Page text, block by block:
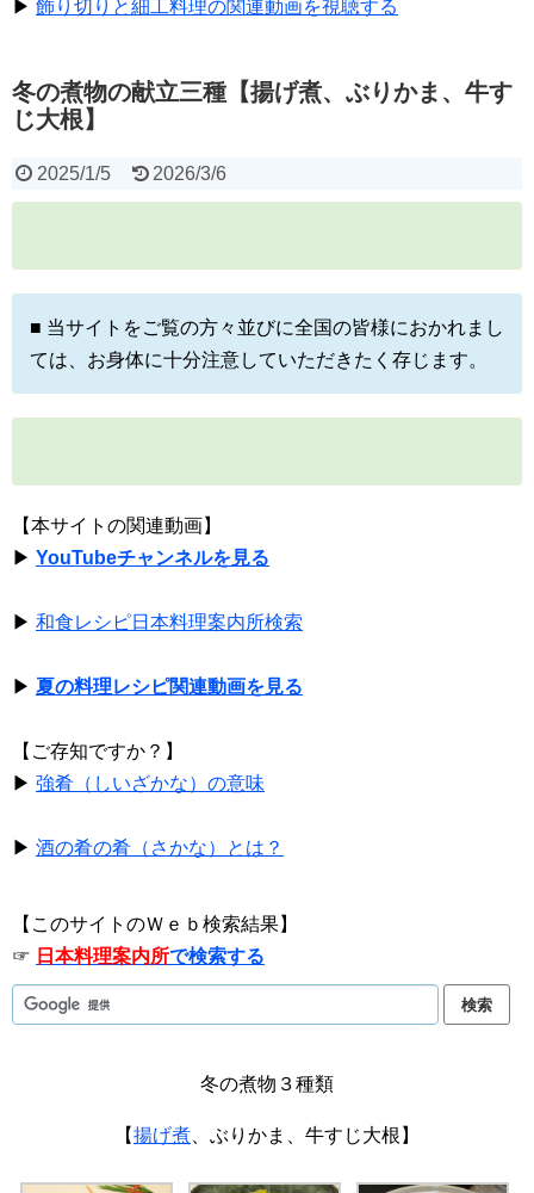
▶ 飾り切りと細工料理の関連動画を視聴する
冬の煮物の献立三種【揚げ煮、ぶりかま、牛す
じ大根】
2025/1/5 2026/3/6
■ 当サイトをご覧の方々並びに全国の皆様におかれまし
ては、お身体に十分注意していただきたく存じます。
【本サイトの関連動画】
▶ YouTubeチャンネルを見る
▶ 和食レシピ日本料理案内所検索
▶ 夏の料理レシピ関連動画を見る
【ご存知ですか？】
▶ 強肴（しいざかな）の意味
▶ 酒の肴の肴（さかな）とは？
【このサイトのＷｅｂ検索結果】
☞ 日本料理案内所で検索する
冬の煮物３種類
【揚げ煮 、ぶりかま、牛すじ大根】